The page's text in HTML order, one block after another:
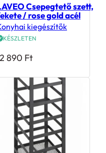
Csepegtető szett,
/ rose gold acél
kiegészítők
KÉSZLETEN
890 Ft